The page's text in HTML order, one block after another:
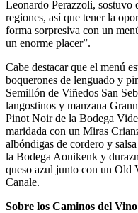
Leonardo Perazzoli, sostuvo
regiones, así que tener la
forma sorpresiva con un
un enorme placer”.
Cabe destacar que el menú
boquerones de lenguado y
Semillón de Viñedos San
langostinos y manzana
Pinot Noir de la Bodega
maridada con un Miras
albóndigas de cordero y
la Bodega Aonikenk y
queso azul junto con un Old
Canale.
Sobre los Caminos del Vino